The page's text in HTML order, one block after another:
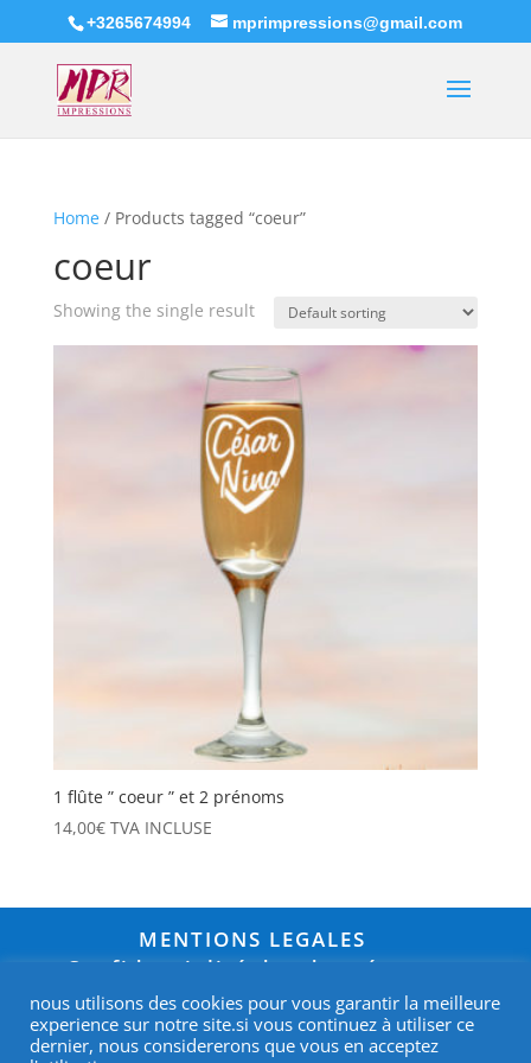
+3265674994 mprimpressions@gmail.com
Home/ Products tagged “coeur”
coeur
Showing the single result
1 flûte ” coeur ” et 2 prénoms
14,00€ TVA INCLUSE
MENTIONS LEGALES
Confidentialité des données et
RGPD
CONTACT
CONDITIONS DE VENTE
nous utilisons des cookies pour vous garantir la meilleure
experience sur notre site.si vous continuez à utiliser ce
dernier, nous considererons que vous en acceptez